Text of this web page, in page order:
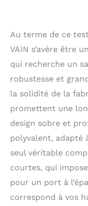
Au terme de ce
VAIN s’avère être
qui recherche un
robustesse et
la solidité de la
promettent une
design sobre et
polyvalent, adapté
seul véritable
courtes, qui
pour un port à
correspond à vos